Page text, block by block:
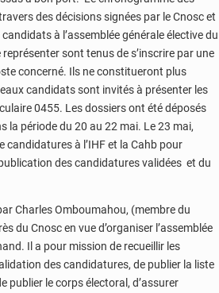
des décisions signées par le Cnosc et
à l’assemblée générale élective du
sont tenus de s’inscrire par une
concerné. Ils ne constitueront plus
candidats sont invités à présenter les
0455. Les dossiers ont été déposés
la période du 20 au 22 mai. Le 23 mai,
candidatures à l’IHF et la Cahb pour
des candidatures validées et du
Charles Omboumahou, (membre du
du Cnosc en vue d’organiser l’assemblée
Il a pour mission de recueillir les
des candidatures, de publier la liste
publier le corps électoral, d’assurer